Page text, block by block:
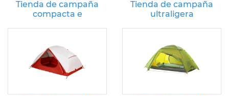
Tienda de campaña
compacta e
Tienda de campaña
ultraligera
estaciones